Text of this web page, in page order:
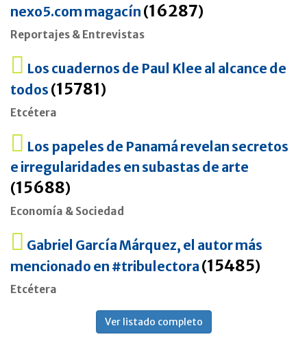
nexo5.com magacín (16287)
Reportajes & Entrevistas
Los cuadernos de Paul Klee al alcance de
todos (15781)
Etcétera
Los papeles de Panamá revelan secretos
e irregularidades en subastas de arte
(15688)
Economía & Sociedad
Gabriel García Márquez, el autor más
mencionado en #tribulectora (15485)
Etcétera
Ver listado completo